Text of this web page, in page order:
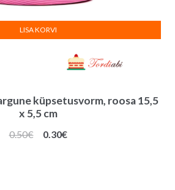
küpsetusvorm, roosa 15,5
x 5,5 cm
0.50€
Algne
0.30€Praegune
LISA KORVI